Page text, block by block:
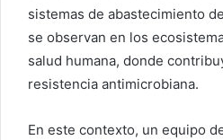
sistemas de abastecimiento
se observan en los
salud humana, donde
resistencia antimicrobiana.
En este contexto, un equipo